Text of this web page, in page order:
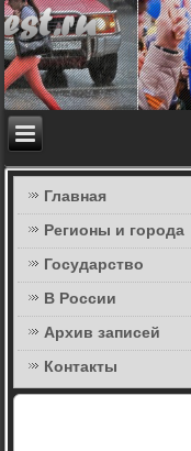
Главная
Регионы и города
Государство
В России
Архив записей
Контакты